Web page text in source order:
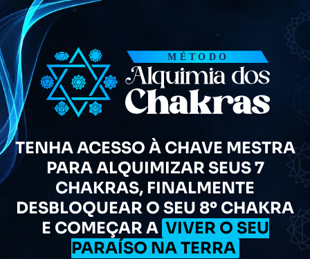
TENHA ACESSO À CHAVE MESTRA
PARA ALQUIMIZAR SEUS 7
CHAKRAS, FINALMENTE
DESBLOQUEAR O SEU 8º CHAKRA
E COMEÇAR A VIVER O SEU
PARAÍSO NA TERRA